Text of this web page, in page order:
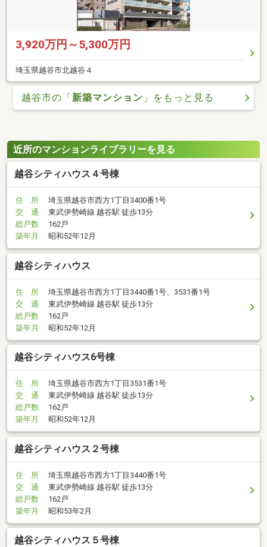
3,920万円～5,300万円
埼玉県越谷市北越谷４
越谷市の「 新築マンション 」をもっと見る
近所のマンションライブラリーを見る
越谷シティハウス４号棟
住 所
埼玉県越谷市西方1丁目3400番1号
交 通
東武伊勢崎線 越谷駅 徒歩13分
総戸数
162戸
築年月
昭和52年12月
越谷シティハウス
住 所
埼玉県越谷市西方1丁目3440番1号、3531番1号
交 通
東武伊勢崎線 越谷駅 徒歩13分
総戸数
162戸
築年月
昭和52年12月
越谷シティハウス6号棟
住 所
埼玉県越谷市西方1丁目3531番1号
交 通
東武伊勢崎線 越谷駅 徒歩13分
総戸数
162戸
築年月
昭和52年12月
越谷シティハウス２号棟
住 所
埼玉県越谷市西方1丁目3440番1号
交 通
東武伊勢崎線 越谷駅 徒歩13分
総戸数
162戸
築年月
昭和53年2月
越谷シティハウス５号棟